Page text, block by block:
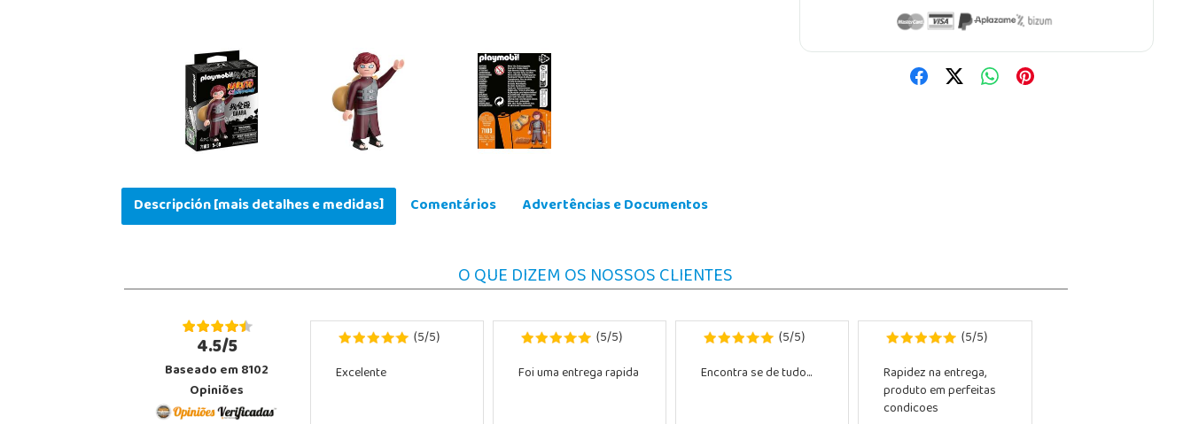
Descripción [mais detalhes e medidas] Comentários Advertências e Documentos
O QUE DIZEM OS NOSSOS CLIENTES
4.5/5
Baseado em 8102
Opiniões
(5/5)
Excelente
(5/5)
Foi uma entrega rapida
(5/5)
Encontra se de tudo...
(5/5)
Rapidez na entrega,
produto em perfeitas
condicoes